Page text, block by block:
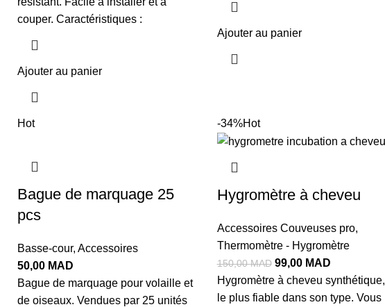
couper. Caractéristiques :
Ajouter au panier
Ajouter au panier
Hot
Bague de marquage 25
pcs
Basse-cour, Accessoires
50,00 MAD
Bague de marquage pour volaille et
de oiseaux. Vendues par 25 unités
-34%Hot
Hygromètre à cheveu
Accessoires Couveuses pro,
Thermomètre - Hygromètre
150,00MAD 99,00 MAD
Hygromètre à cheveu synthétique,
le plus fiable dans son type. Vous